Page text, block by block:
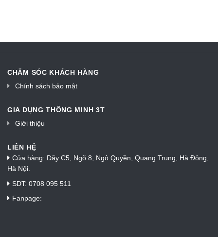
CHĂM SÓC KHÁCH HÀNG
Chính sách bảo mật
GIA DỤNG THÔNG MINH 3T
Giới thiệu
LIÊN HỆ
Cửa hàng: Dãy C5, Ngõ 8, Ngô Quyền, Quang Trung, Hà Đông,
Hà Nội.
SDT: 0708 095 511
Fanpage: